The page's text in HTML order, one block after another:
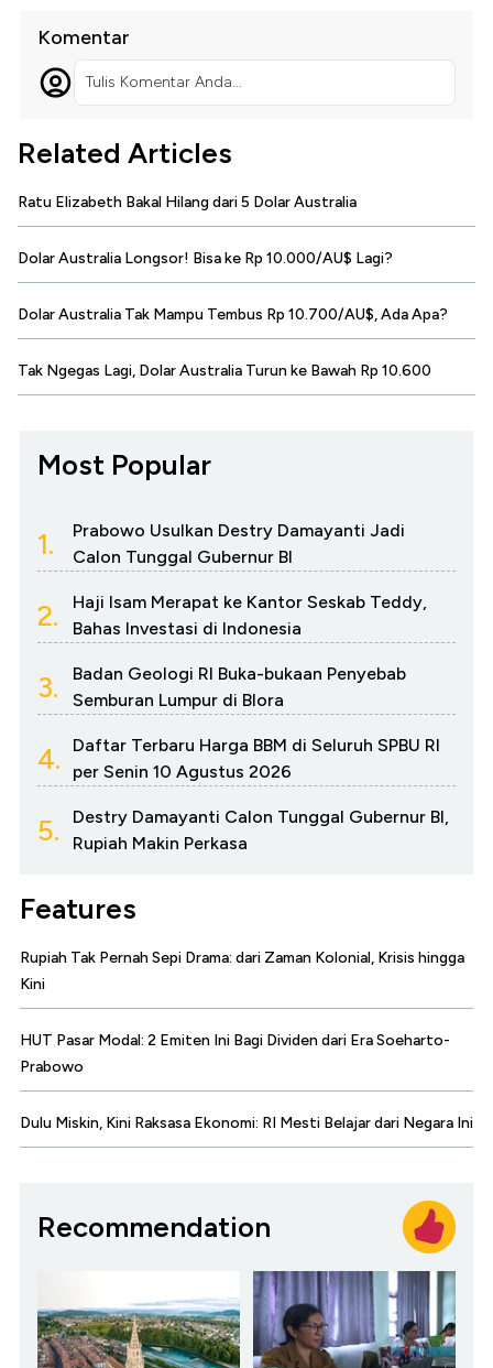
Komentar
Tulis Komentar Anda...
Related Articles
Ratu Elizabeth Bakal Hilang dari 5 Dolar Australia
Dolar Australia Longsor! Bisa ke Rp 10.000/AU$ Lagi?
Dolar Australia Tak Mampu Tembus Rp 10.700/AU$, Ada Apa?
Tak Ngegas Lagi, Dolar Australia Turun ke Bawah Rp 10.600
Most Popular
1.
Prabowo Usulkan Destry Damayanti Jadi
Calon Tunggal Gubernur BI
2.
Haji Isam Merapat ke Kantor Seskab Teddy,
Bahas Investasi di Indonesia
3.
Badan Geologi RI Buka-bukaan Penyebab
Semburan Lumpur di Blora
4.
Daftar Terbaru Harga BBM di Seluruh SPBU RI
per Senin 10 Agustus 2026
5.
Destry Damayanti Calon Tunggal Gubernur BI,
Rupiah Makin Perkasa
Features
Rupiah Tak Pernah Sepi Drama: dari Zaman Kolonial, Krisis hingga
Kini
HUT Pasar Modal: 2 Emiten Ini Bagi Dividen dari Era Soeharto-
Prabowo
Dulu Miskin, Kini Raksasa Ekonomi: RI Mesti Belajar dari Negara Ini
Recommendation